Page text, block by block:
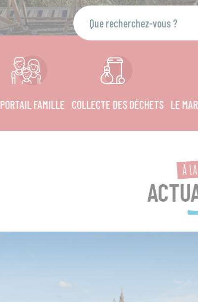
PORTAIL FAMILLE COLLECTE DES DÉCHETS LE
À